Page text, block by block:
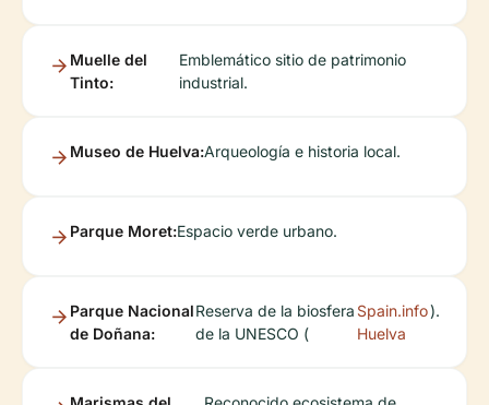
Muelle del
Tinto:
Emblemático sitio de patrimonio
industrial.
Museo de Huelva:Arqueología e historia local.
Parque Moret:Espacio verde urbano.
Parque Nacional
de Doñana:
Reserva de la biosfera
de la UNESCO (
Spain.info
Huelva
).